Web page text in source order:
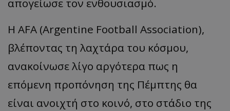
απογείωσε τον ενθουσιασμό.
Η AFA (Argentine Football Association),
βλέποντας τη λαχτάρα του κόσμου,
ανακοίνωσε λίγο αργότερα πως η
επόμενη προπόνηση της Πέμπτης θα
είναι ανοιχτή στο κοινό, στο στάδιο της